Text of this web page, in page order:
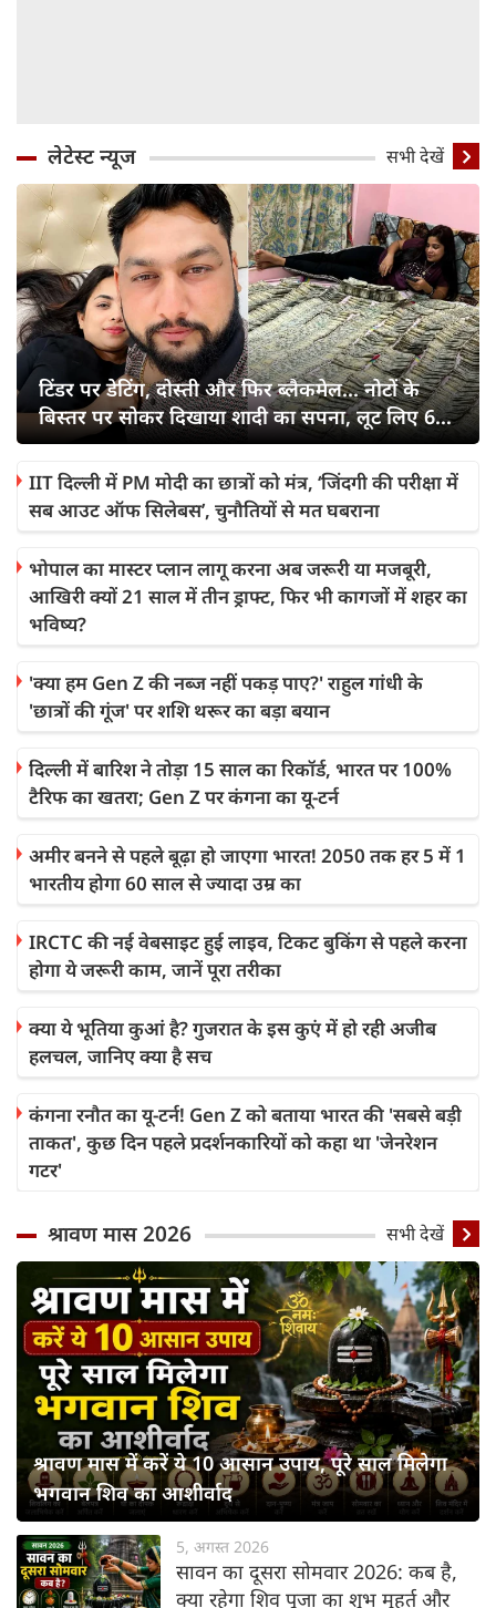
लेटेस्ट न्यूज सभी देखें
टिंडर पर डेटिंग, दोस्ती और फिर ब्लैकमेल... नोटों के
बिस्तर पर सोकर दिखाया शादी का सपना, लूट लिए 6
करोड़ रुपए
IIT दिल्ली में PM मोदी का छात्रों को मंत्र, ‘जिंदगी की परीक्षा में
सब आउट ऑफ सिलेबस’, चुनौतियों से मत घबराना
भोपाल का मास्टर प्लान लागू करना अब जरूरी या मजबूरी,
आखिरी क्यों 21 साल में तीन ड्राफ्ट, फिर भी कागजों में शहर का
भविष्य?
'क्या हम Gen Z की नब्ज नहीं पकड़ पाए?' राहुल गांधी के
'छात्रों की गूंज' पर शशि थरूर का बड़ा बयान
दिल्ली में बारिश ने तोड़ा 15 साल का रिकॉर्ड, भारत पर 100%
टैरिफ का खतरा; Gen Z पर कंगना का यू-टर्न
अमीर बनने से पहले बूढ़ा हो जाएगा भारत! 2050 तक हर 5 में 1
भारतीय होगा 60 साल से ज्यादा उम्र का
IRCTC की नई वेबसाइट हुई लाइव, टिकट बुकिंग से पहले करना
होगा ये जरूरी काम, जानें पूरा तरीका
क्या ये भूतिया कुआं है? गुजरात के इस कुएं में हो रही अजीब
हलचल, जानिए क्या है सच
कंगना रनौत का यू-टर्न! Gen Z को बताया भारत की 'सबसे बड़ी
ताकत', कुछ दिन पहले प्रदर्शनकारियों को कहा था 'जेनरेशन
गटर'
श्रावण मास 2026 सभी देखें
श्रावण मास में करें ये 10 आसान उपाय, पूरे साल मिलेगा
भगवान शिव का आशीर्वाद
5, अगस्त 2026
सावन का दूसरा सोमवार 2026: कब है,
क्या रहेगा शिव पूजा का शुभ मुहूर्त और